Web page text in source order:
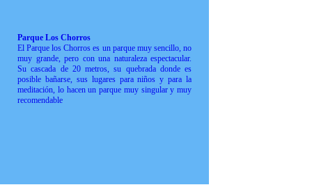
Parque Los Chorros
El Parque los Chorros es un parque muy sencillo, no
muy grande, pero con una naturaleza espectacular.
Su cascada de 20 metros, su quebrada donde es
posible bañarse, sus lugares para niños y para la
meditación, lo hacen un parque muy singular y muy
recomendable